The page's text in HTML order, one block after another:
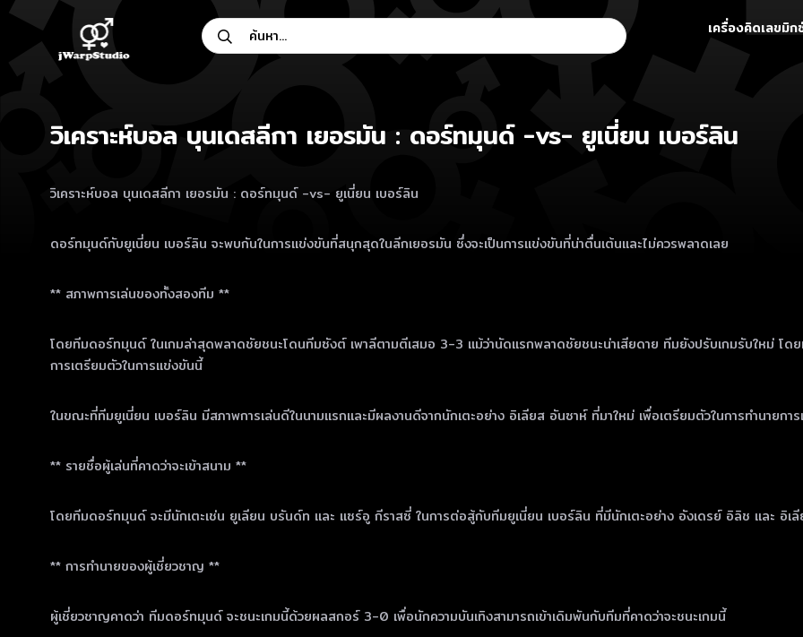
Skip
ค้นหา... เครื่องคิดเลขมิก
วิเคราะห์บอล บุนเดสลีกา เยอรมัน : ดอร์ทมุนด์ -vs- ยูเนี่ยน เบอร์ลิน
วิเคราะห์บอล บุนเดสลีกา เยอรมัน : ดอร์ทมุนด์ -vs- ยูเนี่ยน เบอร์ลิน
ดอร์ทมุนด์กับยูเนี่ยน เบอร์ลิน จะพบกันในการแข่งขันที่สนุกสุดในลีกเยอรมัน ซึ่งจะเป็นการแข่งขันที่น่าตื่นเต้นและไม่ควรพลาดเลย
** สภาพการเล่นของทั้งสองทีม **
โดยทีมดอร์ทมุนด์ ในเกมล่าสุดพลาดชัยชนะโดนทีมซังต์ เพาลีตามตีเสมอ 3-3 แม้ว่านัดแรกพลาดชัยชนะน่าเสียดาย ทีมยังปรับเกมรับใหม่ โด
การเตรียมตัวในการแข่งขันนี้
ในขณะที่ทีมยูเนี่ยน เบอร์ลิน มีสภาพการเล่นดีในนามแรกและมีผลงานดีจากนักเตะอย่าง อิเลียส อันซาห์ ที่มาใหม่ เพื่อเตรียมตัวในการทำนายกา
** รายชื่อผู้เล่นที่คาดว่าจะเข้าสนาม **
โดยทีมดอร์ทมุนด์ จะมีนักเตะเช่น ยูเลียน บรันด์ท และ แซร์อู กีราสซี่ ในการต่อสู้กับทีมยูเนี่ยน เบอร์ลิน ที่มีนักเตะอย่าง อังเดรย์ อิลิช และ อิเ
** การทำนายของผู้เชี่ยวชาญ **
ผู้เชี่ยวชาญคาดว่า ทีมดอร์ทมุนด์ จะชนะเกมนี้ด้วยผลสกอร์ 3-0 เพื่อนักความบันเทิงสามารถเข้าเดิมพันกับทีมที่คาดว่าจะชนะเกมนี้